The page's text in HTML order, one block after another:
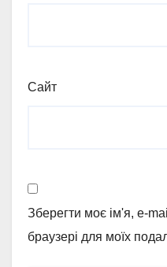
Сайт
Зберегти моє ім'я, e-
браузері для моїх